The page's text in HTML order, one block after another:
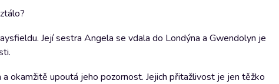
Její sestra Angela se vdala do Londýna a Gwendolyn je
okamžitě upoutá jeho pozornost. Jejich přitažlivost je jen těžko